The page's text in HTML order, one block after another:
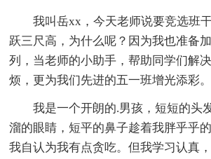
我叫岳xx，今天老师说要竞选班
跃三尺高，为什么呢？因为我也准备
列，当老师的小助手，帮助同学们解
烦，更为我们先进的五一班增光添彩。
我是一个开朗的.男孩，短短的头
溜的眼睛，短平的鼻子趁着我胖乎乎
我自认为我有点贪吃。但我学习认真